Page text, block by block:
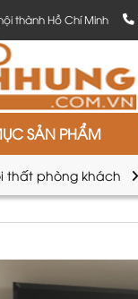
thành Hồ Chí Minh
SẢN PHẨM
thất phòng khách